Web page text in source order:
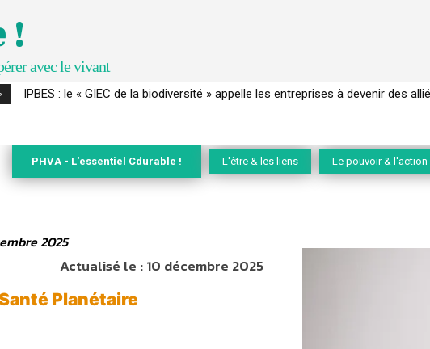
!
avec le vivant
Comment le sol français a perdu sa mémoire hydrique et déréglé tout le
PHVA - L'essentiel Cdurable ! L'être & les liens Le pouvoir & l'action
2025
Actualisé le :10 décembre 2025
Planétaire